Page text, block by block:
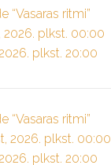
“Vasaras ritmi”
2026. plkst. 00:00
plkst. 20:00
“Vasaras ritmi”
2026. plkst. 00:00
plkst. 20:00